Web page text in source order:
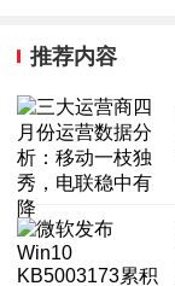
推荐内容